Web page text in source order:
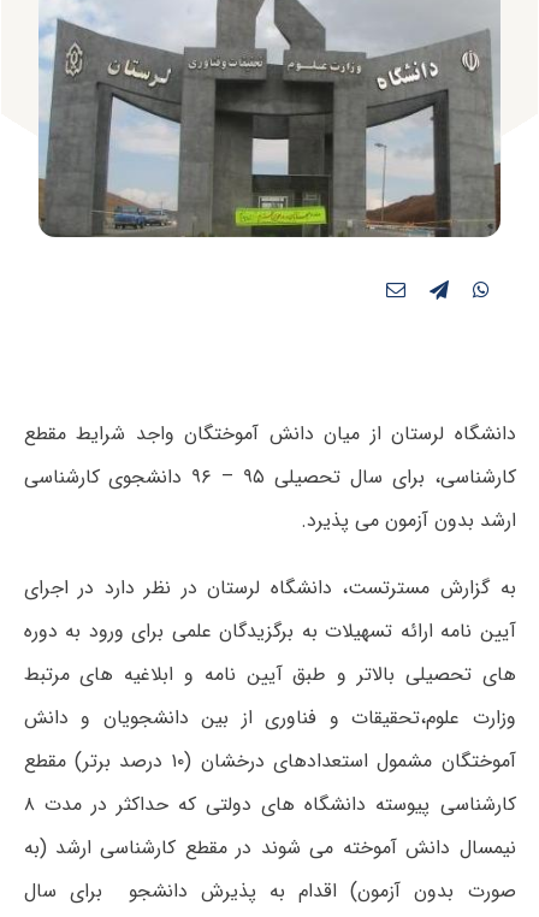
دانشگاه لرستان از میان دانش آموختگان واجد شرایط مقطع
کارشناسی، برای سال تحصیلی ۹۵ – ۹۶ دانشجوی کارشناسی
ارشد بدون آزمون می پذیرد.
به گزارش مسترتست، دانشگاه لرستان در نظر دارد در اجرای
آیین نامه ارائه تسهیلات به برگزیدگان علمی برای ورود به دوره
های تحصیلی بالاتر و طبق آیین نامه و ابلاغیه های مرتبط
وزارت علوم،تحقیقات و فناوری از بین دانشجویان و دانش
آموختگان مشمول استعدادهای درخشان (۱۰ درصد برتر) مقطع
کارشناسی پیوسته دانشگاه های دولتی که حداکثر در مدت ۸
نیمسال دانش آموخته می شوند در مقطع کارشناسی ارشد (به
صورت بدون آزمون) اقدام به پذیرش دانشجو برای سال